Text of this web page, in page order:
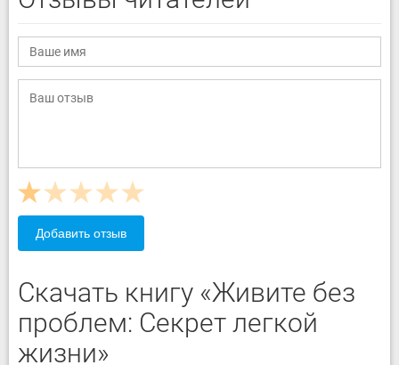
Добавить отзыв
Скачать книгу «Живите без
проблем: Секрет легкой
жизни»